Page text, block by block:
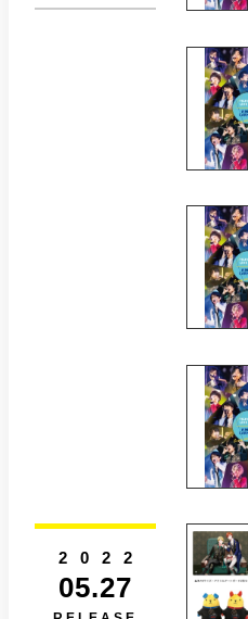
2022
05.27